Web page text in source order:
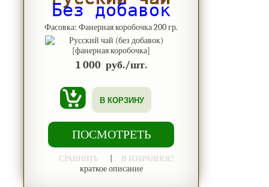
Без добавок
Фасовка: Фанерная коробочка 200 гр.
1 000 руб./шт.
В КОРЗИНУ
ПОСМОТРЕТЬ
СРАВНИТЬ В ИЗБРАННОЕ!
краткое описание